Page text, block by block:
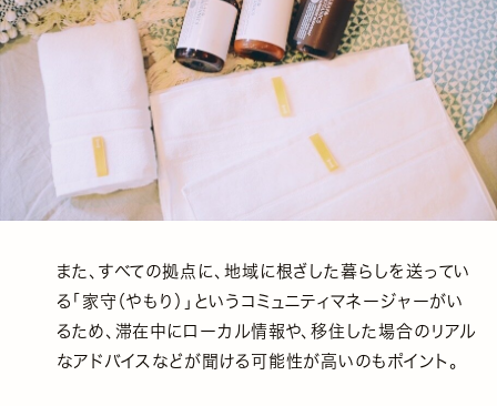
また、すべての拠点に、地域に根ざした暮らしを送ってい
る「家守（やもり）」というコミュニティマネージャーがい
るため、滞在中にローカル情報や、移住した場合のリアル
なアドバイスなどが聞ける可能性が高いのもポイント。